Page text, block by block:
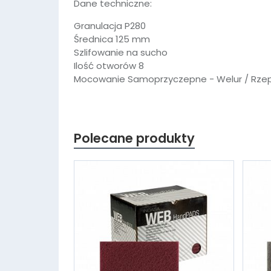
Dane techniczne:
Granulacja P280
Średnica 125 mm
Szlifowanie na sucho
Ilość otworów 8
Mocowanie Samoprzyczepne - Welur /
Polecane produkty